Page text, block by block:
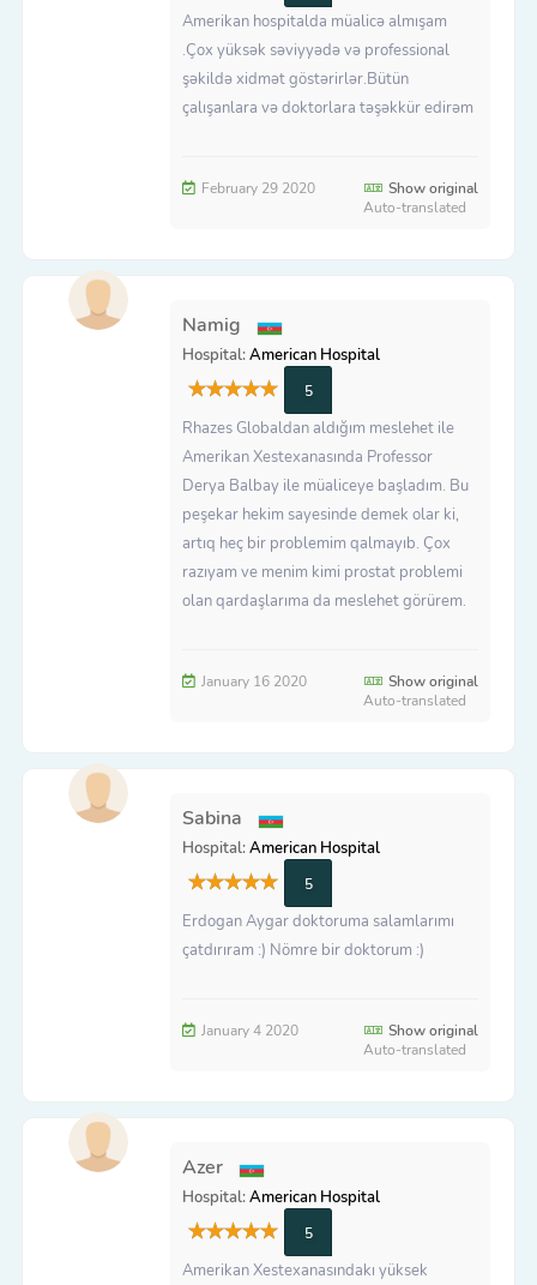
Amerikan hospitalda müalicə almışam
.Çox yüksək səviyyədə və professional
şəkildə xidmət göstərirlər.Bütün
çalışanlara və doktorlara təşəkkür edirəm
February 29 2020
Show original
Auto-translated
Namig
Hospital:American Hospital
5
Rhazes Globaldan aldığım meslehet ile
Amerikan Xestexanasında Professor
Derya Balbay ile müaliceye başladım. Bu
peşekar hekim sayesinde demek olar ki,
artıq heç bir problemim qalmayıb. Çox
razıyam ve menim kimi prostat problemi
olan qardaşlarıma da meslehet görürem.
January 16 2020
Show original
Auto-translated
Sabina
Hospital:American Hospital
5
Erdogan Aygar doktoruma salamlarımı
çatdırıram :) Nömre bir doktorum :)
January 4 2020
Show original
Auto-translated
Azer
Hospital:American Hospital
5
Amerikan Xestexanasındakı yüksek